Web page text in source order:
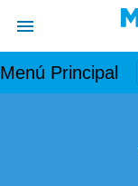
Menú Principal